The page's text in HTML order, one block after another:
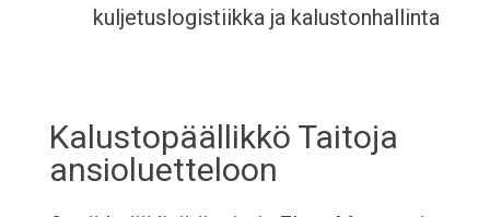
kuljetuslogistiikka ja kalustonhallinta
Kalustopäällikkö Taitoja
ansioluetteloon